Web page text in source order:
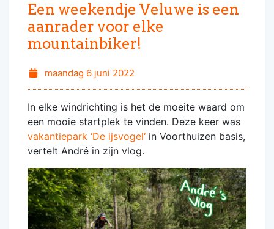
Een weekendje Veluwe is een
aanrader voor elke
mountainbiker!
maandag 6 juni 2022
In elke windrichting is het de moeite waard om
een mooie startplek te vinden. Deze keer was
vakantiepark ‘De ijsvogel‘ in Voorthuizen basis,
vertelt André in zijn vlog.